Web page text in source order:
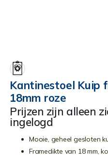
het
begin
van
de
afbeeldingen-
gallerij
Kantinestoel Kuip
18mm roze
Prijzen zijn alleen
ingelogd
Mooie, geheel gesloten
Framedikte van 18 mm,